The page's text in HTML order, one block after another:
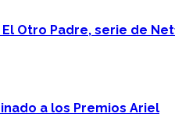
Otro Padre, serie de
a los Premios Ariel